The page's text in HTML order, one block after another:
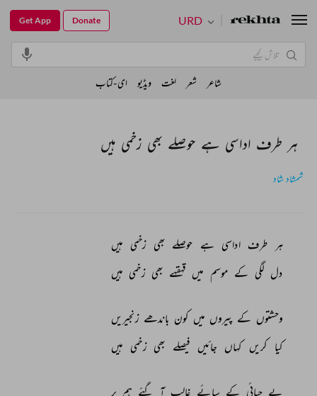
ہر طرف اداسی ہے حوصلے بھی زخمی ہیں
شمشاد شاد
ہر طرف اداسی ہے حوصلے بھی زخمی ہیں
دل لگی کے موسم میں قہقہے بھی زخمی ہیں
وحشتوں کے پیروں میں کون باندھے زنجیریں
کیا کریں کہاں جائیں فیصلے بھی زخمی ہیں
بے حیائی کے سائے غالب آ گئے ہم پر
URD
Get App Donate
شاعر شعر لغت ویڈیو ای-کتاب